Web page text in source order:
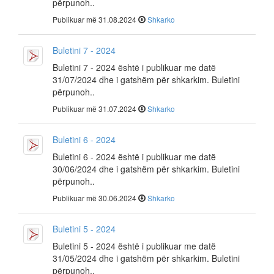
përpunoh..
Publikuar më 31.08.2024 Shkarko
Buletini 7 - 2024
Buletini 7 - 2024 është i publikuar me datë
31/07/2024 dhe i gatshëm për shkarkim. Buletini
përpunoh..
Publikuar më 31.07.2024 Shkarko
Buletini 6 - 2024
Buletini 6 - 2024 është i publikuar me datë
30/06/2024 dhe i gatshëm për shkarkim. Buletini
përpunoh..
Publikuar më 30.06.2024 Shkarko
Buletini 5 - 2024
Buletini 5 - 2024 është i publikuar me datë
31/05/2024 dhe i gatshëm për shkarkim. Buletini
përpunoh..